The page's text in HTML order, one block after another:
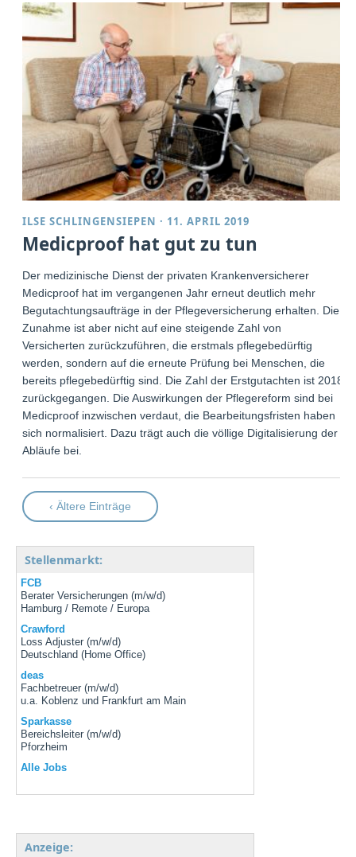
ILSE SCHLINGENSIEPEN · 11. APRIL 2019
Medicproof hat gut zu tun
Der medizinische Dienst der privaten Krankenversicherer
Medicproof hat im vergangenen Jahr erneut deutlich mehr
Begutachtungsaufträge in der Pflegeversicherung erhalten. Die
Zunahme ist aber nicht auf eine steigende Zahl von
Versicherten zurückzuführen, die erstmals pflegebedürftig
werden, sondern auf die erneute Prüfung bei Menschen, die
bereits pflegebedürftig sind. Die Zahl der Erstgutachten ist 2018
zurückgegangen. Die Auswirkungen der Pflegereform sind bei
Medicproof inzwischen verdaut, die Bearbeitungsfristen haben
sich normalisiert. Dazu trägt auch die völlige Digitalisierung der
Abläufe bei.
‹ Ältere Einträge
Stellenmarkt:
FCB
Berater Versicherungen (m/w/d)
Hamburg / Remote / Europa
Crawford
Loss Adjuster (m/w/d)
Deutschland (Home Office)
deas
Fachbetreuer (m/w/d)
u.a. Koblenz und Frankfurt am Main
Sparkasse
Bereichsleiter (m/w/d)
Pforzheim
Alle Jobs
Anzeige: